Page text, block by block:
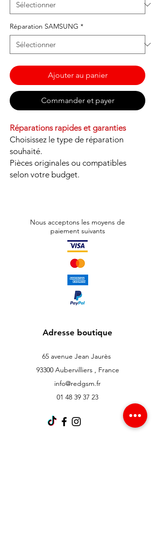
Réparation SAMSUNG *
Ajouter au panier
Commander et payer
Réparations rapides et garanties
Choisissez le type de réparation
souhaité.
Pièces originales ou compatibles
selon votre budget.
Nous acceptons les moyens de
paiement suivants
Adresse boutique
65 avenue Jean Jaurès
93300 Aubervilliers , France
info@redgsm.fr
01 48 39 37 23